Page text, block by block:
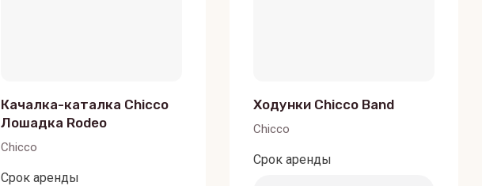
Качалка-каталка Chicco
Лошадка Rodeo
Chicco
Срок аренды
Ходунки Chicco Band
Chicco
Срок аренды